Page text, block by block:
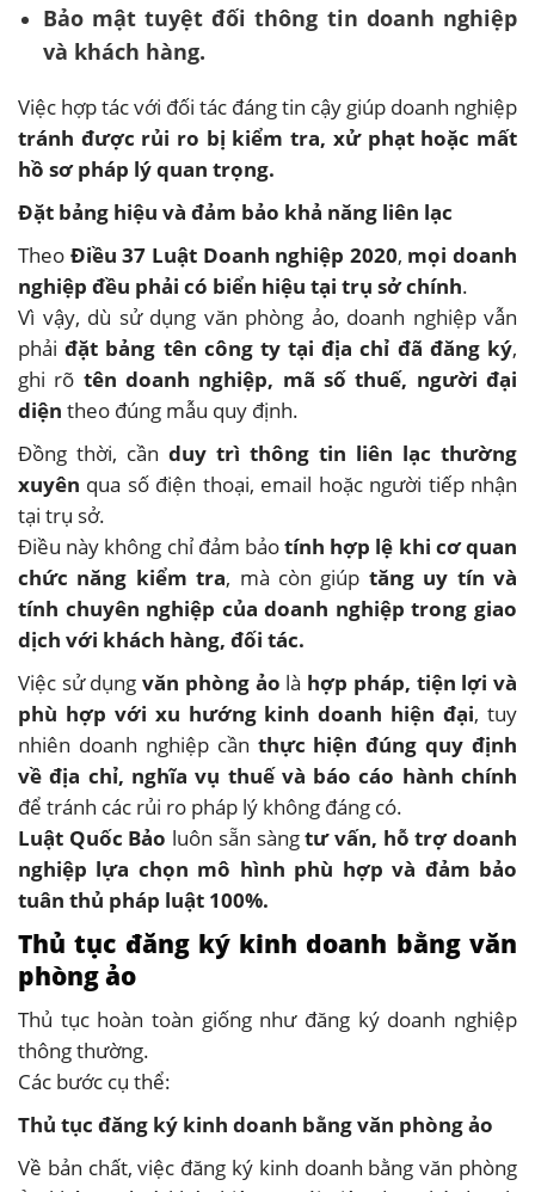
Bảo mật tuyệt đối thông tin doanh nghiệp
và khách hàng.
Việc hợp tác với đối tác đáng tin cậy giúp doanh nghiệp
tránh được rủi ro bị kiểm tra, xử phạt hoặc mất
hồ sơ pháp lý quan trọng.
Đặt bảng hiệu và đảm bảo khả năng liên lạc
Theo Điều 37 Luật Doanh nghiệp 2020, mọi doanh
nghiệp đều phải có biển hiệu tại trụ sở chính.
Vì vậy, dù sử dụng văn phòng ảo, doanh nghiệp vẫn
phảiđặt bảng tên công ty tại địa chỉ đã đăng ký,
ghi rõ tên doanh nghiệp, mã số thuế, người đại
diện theo đúng mẫu quy định.
Đồng thời, cần duy trì thông tin liên lạc thường
xuyên qua số điện thoại, email hoặc người tiếp nhận
tại trụ sở.
Điều này không chỉ đảm bảotính hợp lệ khi cơ quan
chức năng kiểm tra, mà còn giúp tăng uy tín và
tính chuyên nghiệp của doanh nghiệp trong giao
dịch với khách hàng, đối tác.
Việc sử dụngvăn phòng ảo là hợp pháp, tiện lợi và
phù hợp với xu hướng kinh doanh hiện đại, tuy
nhiên doanh nghiệp cần thực hiện đúng quy định
về địa chỉ, nghĩa vụ thuế và báo cáo hành chính
để tránh các rủi ro pháp lý không đáng có.
Luật Quốc Bảo luôn sẵn sàngtư vấn, hỗ trợ doanh
nghiệp lựa chọn mô hình phù hợp và đảm bảo
tuân thủ pháp luật 100%.
Thủ tục đăng ký kinh doanh bằng văn
phòng ảo
Thủ tục hoàn toàn giống như đăng ký doanh nghiệp
thông thường.
Các bước cụ thể:
Thủ tục đăng ký kinh doanh bằng văn phòng ảo
Về bản chất, việc đăng ký kinh doanh bằng văn phòng